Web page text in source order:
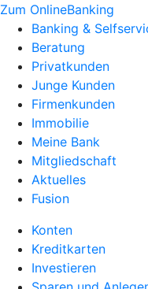
Zum OnlineBanking
Banking &
Beratung
Privatkunden
Junge Kunden
Firmenkunden
Immobilie
Meine Bank
Mitgliedschaft
Aktuelles
Fusion
Konten
Kreditkarten
Investieren